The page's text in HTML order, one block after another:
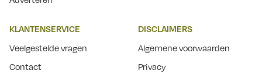
KLANTENSERVICE
Veelgestelde vragen
Contact
DISCLAIMERS
Algemene voorwaarden
Privacy